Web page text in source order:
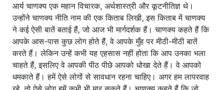
आर्य चाणक्य एक महान विचारक, अर्थशास्त्री और कूटनीतिज्ञ थे।
उन्होंने चाणक्य नीति नाम की एक किताब लिखी, इस किताब में चाणक्य
ने कई ऐसी बातें बताई हैं, जो आज भी मार्गदर्शक हैं। चाणक्य कहते हैं कि
आपके आस-पास कुछ लोग होते हैं, वे आपके मुँह पर मीठी-मीठी बातें
करते हैं। लेकिन उन्हें कभी यह एहसास नहीं होता कि आप उनका भला
चाहते हैं, इसलिए वे आपकी पीठ पीछे आपको धोखा देते हैं। वे आपको
धमकाते हैं। हमें ऐसे लोगों से सावधान रहना चाहिए। अगर हम लापरवाह